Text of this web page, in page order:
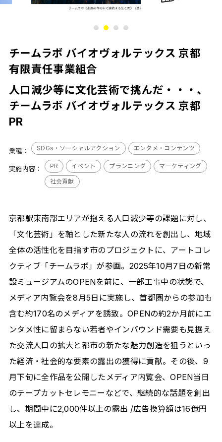
チームラボ バイオヴォルテックス 京都
有限責任事業組合
人口減少等に文化芸術で挑んだ・・・、
チームラボ バイオヴォルテックス 京都
PR
業種： SDGs・ソーシャルアクション エンタメ・コンテンツ
実施内容： PR イベント プランニング マーケティング
社会貢献
京都駅東南部エリアが抱える人口減少等の課題に対し、
「文化芸術」を軸とした新たな人の流れを創出し、地域
全体の活性化を目指す市のプロジェクトに、アートコレ
クティブ「チームラボ」が参画。2025年10月7日の新常
設ミュージアムのOPENを前に、一部工事中の状態で、
メディア内覧会を8月5日に実施し、首都圏からの参加も
含む約170名のメディアを誘致。OPENの約2か月前にエ
ンタメ性に留まらない若者やインバウンド需要も見据え
た交流人口の拡大と都市の新たな魅力創造を狙うといっ
た経済・社会的な要素の露出の獲得に貢献。その後、9
月下旬に全作品を公開したメディア内覧会、OPEN当日
のテープカットセレモニーなどで、継続的な話題を創出
し、期間中に2,000件以上の露出 /広告換算額は16億円
以上を達成。